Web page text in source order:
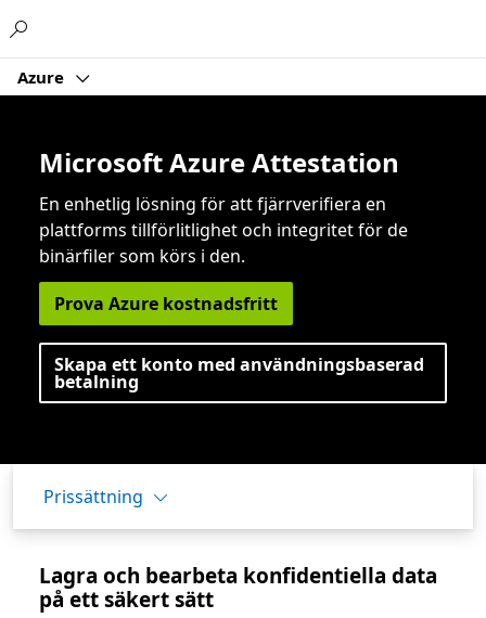
Azure
Microsoft Azure Attestation
En enhetlig lösning för att fjärrverifiera en
plattforms tillförlitlighet och integritet för de
binärfiler som körs i den.
Prova Azure kostnadsfritt
Skapa ett konto med användningsbaserad
betalning
Prissättning
Lagra och bearbeta konfidentiella data
på ett säkert sätt